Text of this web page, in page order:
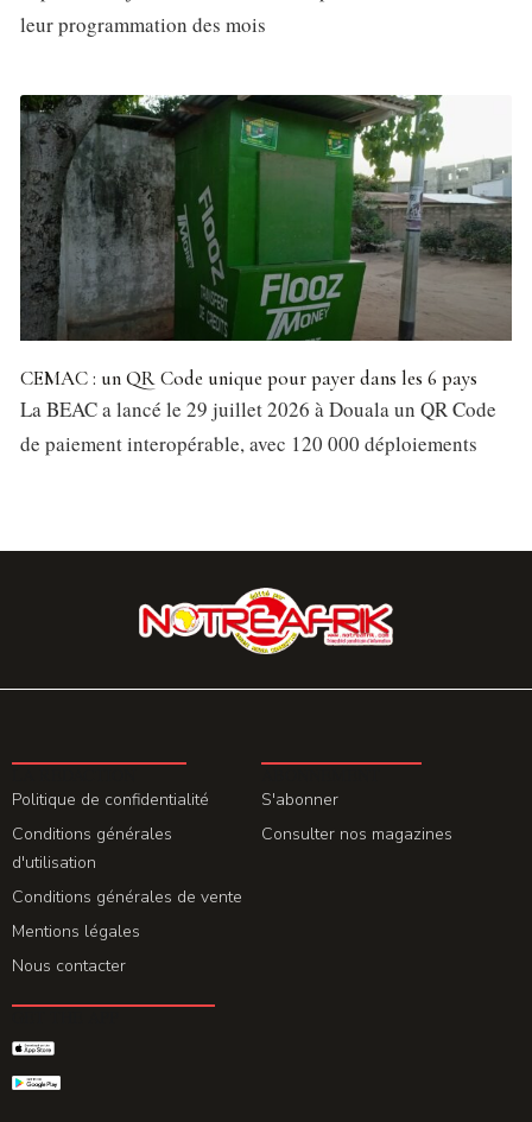
leur programmation des mois
CEMAC : un QR Code unique pour payer dans les 6 pays
La BEAC a lancé le 29 juillet 2026 à Douala un QR Code
de paiement interopérable, avec 120 000 déploiements
Politique de confidentialité
Conditions générales
d'utilisation
Conditions générales de vente
Mentions légales
Nous contacter
S'abonner
Consulter nos magazines